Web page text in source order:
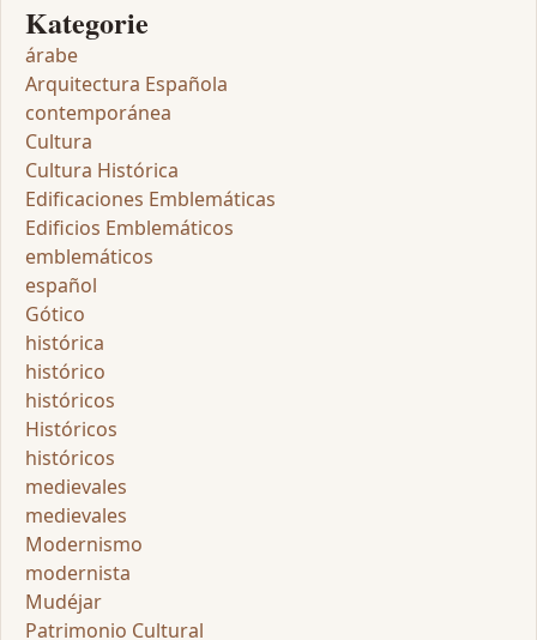
Kategorie
árabe
Arquitectura Española
contemporánea
Cultura
Cultura Histórica
Edificaciones Emblemáticas
Edificios Emblemáticos
emblemáticos
español
Gótico
histórica
histórico
históricos
Históricos
históricos
medievales
medievales
Modernismo
modernista
Mudéjar
Patrimonio Cultural